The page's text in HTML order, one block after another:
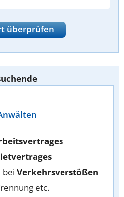
überprüfen
bei Verkehrsverstößen
etc.